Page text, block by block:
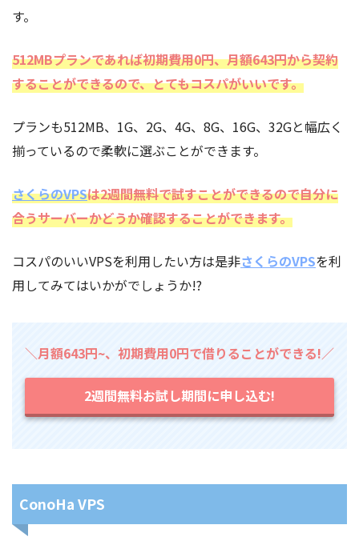
す。
512MBプランであれば初期費用0円、月額643円から契約
することができるので、とてもコスパがいいです。
プランも512MB、1G、2G、4G、8G、16G、32Gと幅広く
揃っているので柔軟に選ぶことができます。
さくらのVPSは2週間無料で試すことができるので自分に
合うサーバーかどうか確認することができます。
コスパのいいVPSを利用したい方は是非さくらのVPSを利
用してみてはいかがでしょうか!?
＼月額643円~、初期費用0円で借りることができる!／
2週間無料お試し期間に申し込む!
ConoHa VPS